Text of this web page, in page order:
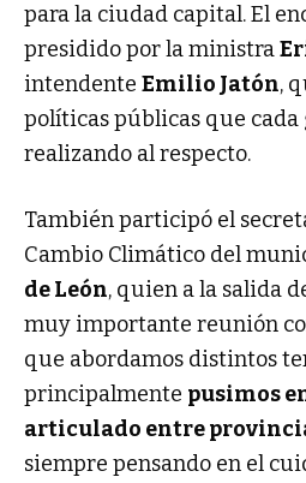
para la ciudad capital. El
presidido por la ministra
intendente Emilio Jatón,
políticas públicas que cada
realizando al respecto.
También participó el
Cambio Climático del
de León, quien a la salida
muy importante reunión
que abordamos distintos
principalmente pusimos
articulado entre
siempre pensando en el